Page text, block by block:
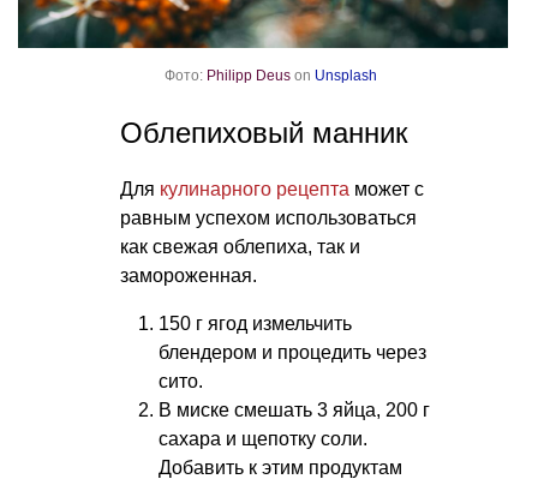
Фото: Philipp Deuson Unsplash
Облепиховый манник
Для кулинарного рецепта может с
равным успехом использоваться
как свежая облепиха, так и
замороженная.
150 г ягод измельчить
блендером и процедить через
сито.
В миске смешать 3 яйца, 200 г
сахара и щепотку соли.
Добавить к этим продуктам